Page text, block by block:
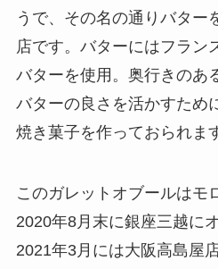
うで、その名の通りバター
店です。バターにはフラン
バターを使用。奥行きのあ
バターの良さを活かすため
焼き菓子を作っておられま
このガレットオブールはモ
2020年8月末に銀座三越に
2021年3月には大阪高島屋